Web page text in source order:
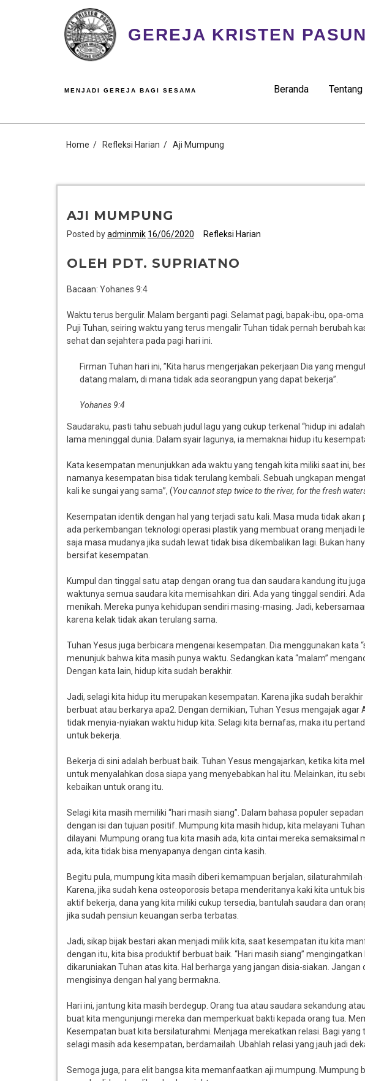
GEREJA KRISTEN
Beranda Tentang
MENJADI GEREJA BAGI SESAMA
Home Refleksi Harian Aji Mumpung
AJI MUMPUNG
Posted byadminmik 16/06/2020 Refleksi Harian
OLEH PDT. SUPRIATNO
Bacaan: Yohanes 9:4
Waktu terus bergulir. Malam berganti pagi. Selamat pagi, bapak-ibu, opa-
Puji Tuhan, seiring waktu yang terus mengalir Tuhan tidak pernah berubah
sehat dan sejahtera pada pagi hari ini.
Firman Tuhan hari ini, ”Kita harus mengerjakan pekerjaan Dia yang
datang malam, di mana tidak ada seorangpun yang dapat bekerja”.
Yohanes 9:4
Saudaraku, pasti tahu sebuah judul lagu yang cukup terkenal “hidup ini
lama meninggal dunia. Dalam syair lagunya, ia memaknai hidup itu
Kata kesempatan menunjukkan ada waktu yang tengah kita miliki saat ini,
namanya kesempatan bisa tidak terulang kembali. Sebuah ungkapan
kali ke sungai yang sama”, (You cannot step twice to the river, for the fresh
Kesempatan identik dengan hal yang terjadi satu kali. Masa muda tidak
ada perkembangan teknologi operasi plastik yang membuat orang menjadi
saja masa mudanya jika sudah lewat tidak bisa dikembalikan lagi. Bukan
bersifat kesempatan.
Kumpul dan tinggal satu atap dengan orang tua dan saudara kandung itu
waktunya semua saudara kita memisahkan diri. Ada yang tinggal sendiri.
menikah. Mereka punya kehidupan sendiri masing-masing. Jadi,
karena kelak tidak akan terulang sama.
Tuhan Yesus juga berbicara mengenai kesempatan. Dia menggunakan kata
menunjuk bahwa kita masih punya waktu. Sedangkan kata “malam”
Dengan kata lain, hidup kita sudah berakhir.
Jadi, selagi kita hidup itu merupakan kesempatan. Karena jika sudah
berbuat atau berkarya apa2. Dengan demikian, Tuhan Yesus mengajak agar
tidak menyia-nyiakan waktu hidup kita. Selagi kita bernafas, maka itu
untuk bekerja.
Bekerja di sini adalah berbuat baik. Tuhan Yesus mengajarkan, ketika kita
untuk menyalahkan dosa siapa yang menyebabkan hal itu. Melainkan, itu
kebaikan untuk orang itu.
Selagi kita masih memiliki “hari masih siang”. Dalam bahasa populer
dengan isi dan tujuan positif. Mumpung kita masih hidup, kita melayani
dilayani. Mumpung orang tua kita masih ada, kita cintai mereka semaksimal
ada, kita tidak bisa menyapanya dengan cinta kasih.
Begitu pula, mumpung kita masih diberi kemampuan berjalan, silaturahmilah
Karena, jika sudah kena osteoporosis betapa menderitanya kaki kita untuk
aktif bekerja, dana yang kita miliki cukup tersedia, bantulah saudara dan
jika sudah pensiun keuangan serba terbatas.
Jadi, sikap bijak bestari akan menjadi milik kita, saat kesempatan itu kita
dengan itu, kita bisa produktif berbuat baik. “Hari masih siang”
dikaruniakan Tuhan atas kita. Hal berharga yang jangan disia-siakan.
mengisinya dengan hal yang bermakna.
Hari ini, jantung kita masih berdegup. Orang tua atau saudara sekandung
buat kita mengunjungi mereka dan memperkuat bakti kepada orang tua.
Kesempatan buat kita bersilaturahmi. Menjaga merekatkan relasi. Bagi
selagi masih ada kesempatan, berdamailah. Ubahlah relasi yang jauh jadi
Semoga juga, para elit bangsa kita memanfaatkan aji mumpung. Mumpung